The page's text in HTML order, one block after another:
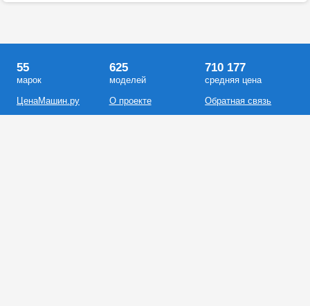
55
марок
ЦенаМашин.ру
625
моделей
О проекте
710 177
средняя цена
Обратная связь